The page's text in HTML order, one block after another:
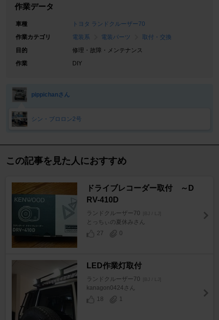
作業データ
車種
トヨタ ランドクルーザー70
作業カテゴリ
電装系 電装パーツ
取付・交換
目的
修理・故障・メンテナンス
作業
DIY
pippichanさん
シン・ブロロン2号
この記事を見た人におすすめ
ドライブレコーダー取付 ～D
RV-410D
ランドクルーザー70 [BJ / LJ]
とっちぃの夏休みさん
27
0
LED作業灯取付
ランドクルーザー70 [BJ / LJ]
kanagon0424さん
18
1